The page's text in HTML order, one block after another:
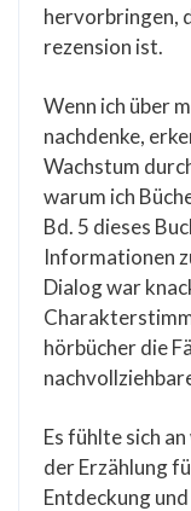
hervorbringen,
rezension ist.
Wenn ich über
nachdenke,
Wachstum
warum ich
Bd. 5 dieses
Informationen
Dialog war
hörbücher die
Es fühlte sich
der Erzählung
Entdeckung